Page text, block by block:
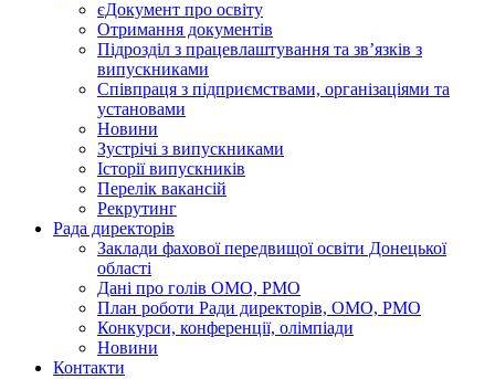
єДокумент про освіту
Отримання документів
Підрозділ з працевлаштування та зв’язків з
випускниками
Співпраця з підприємствами, організаціями та
установами
Новини
Зустрічі з випускниками
Історії випускників
Перелік вакансій
Рекрутинг
Рада директорів
Заклади фахової передвищої освіти Донецької
області
Дані про голів ОМО, РМО
План роботи Ради директорів, ОМО, РМО
Конкурси, конференції, олімпіади
Новини
Контакти